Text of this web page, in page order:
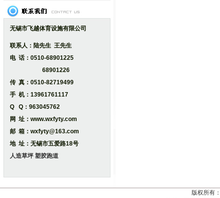
无锡市飞越体育设施有限公司
联系人：陆先生 王先生
电 话：0510-68901225
68901226
传 真：0510-82719499
手 机：13961761117
Q Q：963045762
网 址：www.wxfyty.com
邮 箱：wxfyty@163.com
地 址：无锡市五爱路18号
人造草坪 塑胶跑道
版权所有